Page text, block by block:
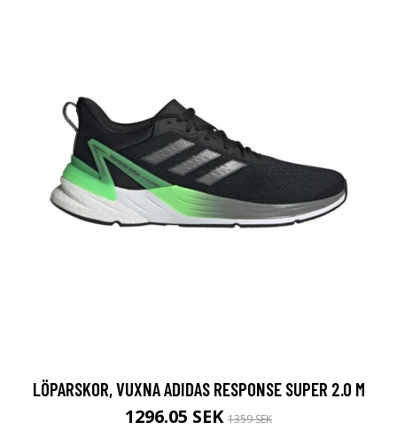
LÖPARSKOR, VUXNA ADIDAS RESPONSE SUPER 2.0 M
1296.05 SEK 1359 SEK